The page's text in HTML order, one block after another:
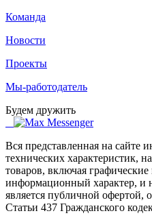
Команда
Новости
Проекты
Мы-работодатель
Будем дружить
Вся представленная на сайте
технических характеристик,
товаров, включая
информационный характер, и
является публичной офертой,
Статьи 437 Гражданского